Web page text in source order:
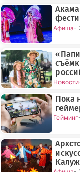
Афиша-
Новости
Пока
Гейминг